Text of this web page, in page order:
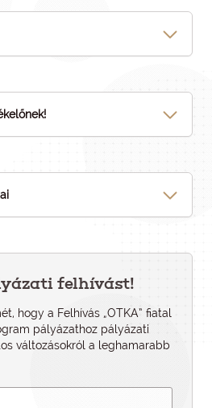
felhívást!
hogy a Felhívás „OTKA” fiatal
pályázathoz pályázati
változásokról a leghamarabb